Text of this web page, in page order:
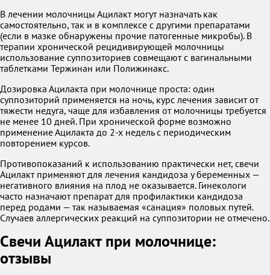
В лечении молочницы Ацилакт могут назначать как
самостоятельно, так и в комплексе с другими препаратами
(если в мазке обнаружены прочие патогенные микробы). В
терапии хронической рецидивирующей молочницы
использование суппозиториев совмещают с вагинальными
таблетками Тержинан или Полижинакс.
Дозировка Ацилакта при молочнице проста: один
суппозиторий применяется на ночь, курс лечения зависит от
тяжести недуга, чаще для избавления от молочницы требуется
не менее 10 дней. При хронической форме возможно
применение Ацилакта до 2-х недель с периодическим
повторением курсов.
Противопоказаний к использованию практически нет, свечи
Ацилакт применяют для лечения кандидоза у беременных —
негативного влияния на плод не оказывается. Гинекологи
часто назначают препарат для профилактики кандидоза
перед родами — так называемая «санация» половых путей.
Случаев аллергических реакций на суппозитории не отмечено.
Свечи Ацилакт при молочнице:
отзывы